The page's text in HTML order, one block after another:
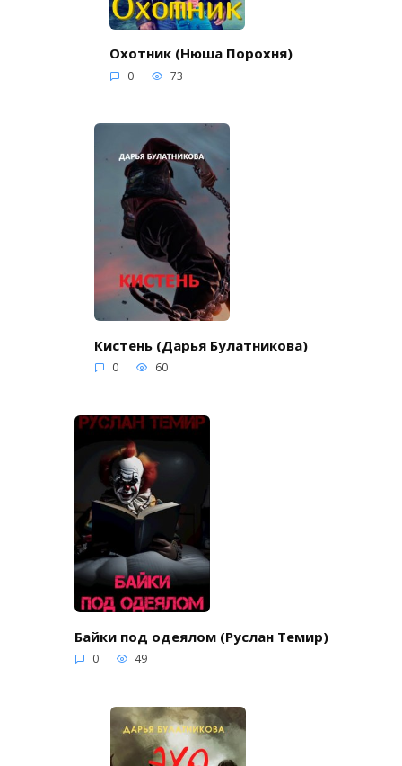
Охотник (Нюша Порохня)
0 73
Кистень (Дарья Булатникова)
0 60
Байки под одеялом (Руслан Темир)
0 49